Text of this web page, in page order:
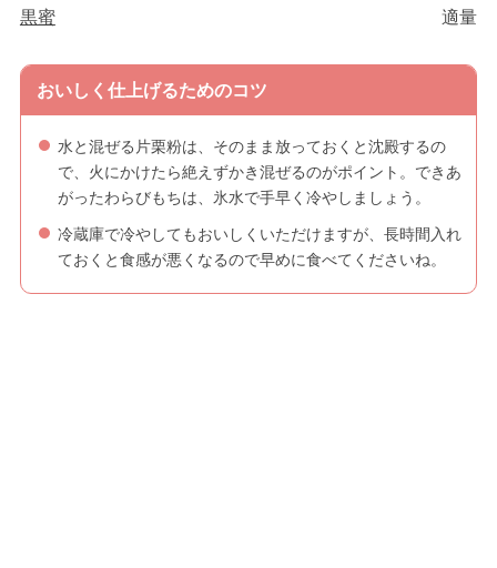
黒蜜
適量
おいしく仕上げるためのコツ
水と混ぜる片栗粉は、そのまま放っておくと沈殿するの
で、火にかけたら絶えずかき混ぜるのがポイント。できあ
がったわらびもちは、氷水で手早く冷やしましょう。
冷蔵庫で冷やしてもおいしくいただけますが、長時間入れ
ておくと食感が悪くなるので早めに食べてくださいね。